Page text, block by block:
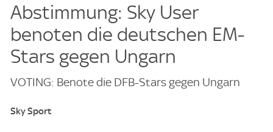
Abstimmung: Sky User
benoten die deutschen EM-
Stars gegen Ungarn
VOTING: Benote die DFB-Stars gegen Ungarn
Sky Sport